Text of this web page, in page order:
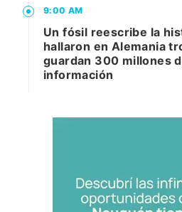
9:00 AM
Un fósil reescribe la
hallaron en Alemania
guardan 300 millones
información